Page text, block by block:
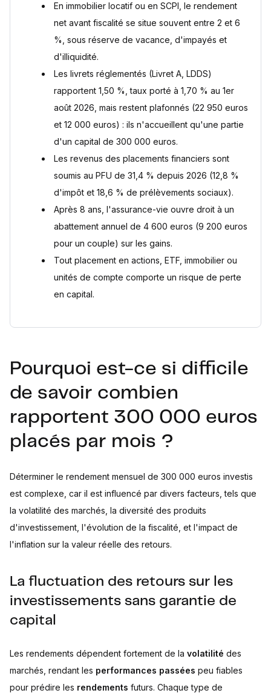
En immobilier locatif ou en SCPI, le rendement
net avant fiscalité se situe souvent entre 2 et 6
%, sous réserve de vacance, d'impayés et
d'illiquidité.
Les livrets réglementés (Livret A, LDDS)
rapportent 1,50 %, taux porté à 1,70 % au 1er
août 2026, mais restent plafonnés (22 950 euros
et 12 000 euros) : ils n'accueillent qu'une partie
d'un capital de 300 000 euros.
Les revenus des placements financiers sont
soumis au PFU de 31,4 % depuis 2026 (12,8 %
d'impôt et 18,6 % de prélèvements sociaux).
Après 8 ans, l'assurance-vie ouvre droit à un
abattement annuel de 4 600 euros (9 200 euros
pour un couple) sur les gains.
Tout placement en actions, ETF, immobilier ou
unités de compte comporte un risque de perte
en capital.
Pourquoi est-ce si difficile
de savoir combien
rapportent 300 000 euros
placés par mois ?
Déterminer le rendement mensuel de 300 000 euros investis
est complexe, car il est influencé par divers facteurs, tels que
la volatilité des marchés, la diversité des produits
d'investissement, l'évolution de la fiscalité, et l'impact de
l'inflation sur la valeur réelle des retours.
La fluctuation des retours sur les
investissements sans garantie de
capital
Les rendements dépendent fortement de la volatilité des
marchés, rendant les performances passées peu fiables
pour prédire les rendements futurs. Chaque type de